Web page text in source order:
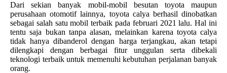
Dari sekian banyak mobil-mobil besutan toyota maupun
perusahaan otomotif lainnya, toyota calya berhasil dinobatkan
sebagai salah satu mobil terbaik pada februari 2021 lalu. Hal ini
tentu saja bukan tanpa alasan, melainkan karena toyota calya
tidak hanya dibanderol dengan harga terjangkau, akan tetapi
dilengkapi dengan berbagai fitur unggulan serta dibekali
teknologi terbaik untuk memenuhi kebutuhan perjalanan banyak
orang.